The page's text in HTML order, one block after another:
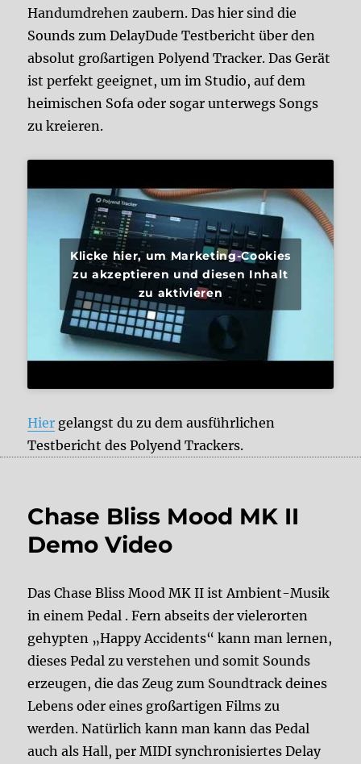
Handumdrehen zaubern. Das hier sind die
Sounds zum DelayDude Testbericht über den
absolut großartigen Polyend Tracker. Das Gerät
ist perfekt geeignet, um im Studio, auf dem
heimischen Sofa oder sogar unterwegs Songs
zu kreieren.
Klicke hier, um Marketing-Cookies
zu akzeptieren und diesen Inhalt
zu aktivieren
Hier gelangst du zu dem ausführlichen
Testbericht des Polyend Trackers.
Chase Bliss Mood MK II
Demo Video
Das Chase Bliss Mood MK II ist Ambient-Musik
in einem Pedal . Fern abseits der vielerorten
gehypten „Happy Accidents“ kann man lernen,
dieses Pedal zu verstehen und somit Sounds
erzeugen, die das Zeug zum Soundtrack deines
Lebens oder eines großartigen Films zu
werden. Natürlich kann man kann das Pedal
auch als Hall, per MIDI synchronisiertes Delay